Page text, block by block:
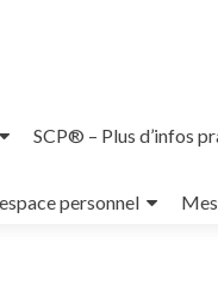
SCP® – Plus d’infos
personnel